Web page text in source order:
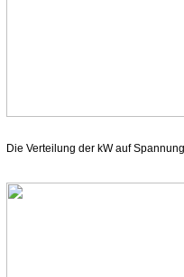
Die Verteilung der kW auf